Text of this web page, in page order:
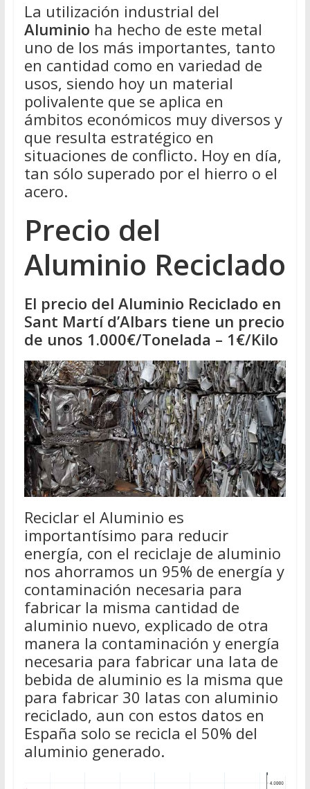
La utilización industrial del
Aluminio ha hecho de este metal
uno de los más importantes, tanto
en cantidad como en variedad de
usos, siendo hoy un material
polivalente que se aplica en
ámbitos económicos muy diversos y
que resulta estratégico en
situaciones de conflicto. Hoy en día,
tan sólo superado por el hierro o el
acero.
Precio del
Aluminio Reciclado
El precio del Aluminio Reciclado en
Sant Martí d’Albars tiene un precio
de unos 1.000€/Tonelada – 1€/Kilo
Reciclar el Aluminio es
importantísimo para reducir
energía, con el reciclaje de aluminio
nos ahorramos un 95% de energía y
contaminación necesaria para
fabricar la misma cantidad de
aluminio nuevo, explicado de otra
manera la contaminación y energía
necesaria para fabricar una lata de
bebida de aluminio es la misma que
para fabricar 30 latas con aluminio
reciclado, aun con estos datos en
España solo se recicla el 50% del
aluminio generado.